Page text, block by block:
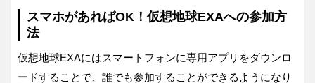
スマホがあればOK！仮想地球EXAへの参加方
法
仮想地球EXAにはスマートフォンに専用アプリをダウンロ
ードすることで、誰でも参加することができるようになり